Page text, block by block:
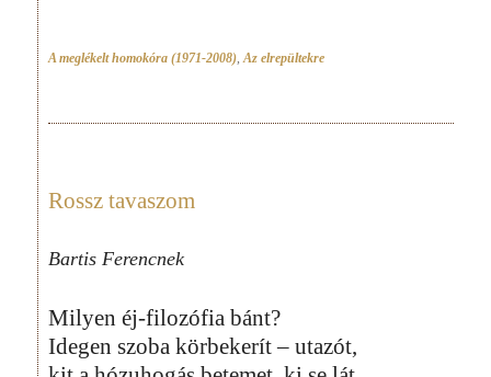
A meglékelt homokóra (1971-2008),Az elrepültekre
Rossz tavaszom
Bartis Ferencnek
Milyen éj-filozófia bánt?
Idegen szoba körbekerít – utazót,